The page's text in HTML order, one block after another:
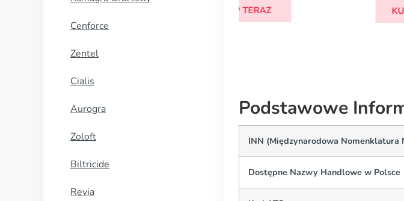
Cenforce
Zentel
Cialis
Aurogra
Zoloft
Biltricide
Revia
Podstawowe
INN (Międzynarodowa Nomenklatura
Dostępne Nazwy Handlowe w Polsce